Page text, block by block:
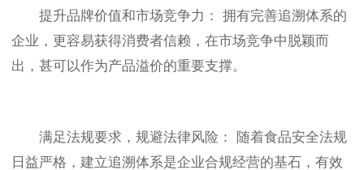
提升品牌价值和市场竞争力： 拥有完善追溯体系的
企业，更容易获得消费者信赖，在市场竞争中脱颖而
出，甚可以作为产品溢价的重要支撑。
满足法规要求，规避法律风险： 随着食品安全法规
日益严格，建立追溯体系是企业合规经营的基石，有效